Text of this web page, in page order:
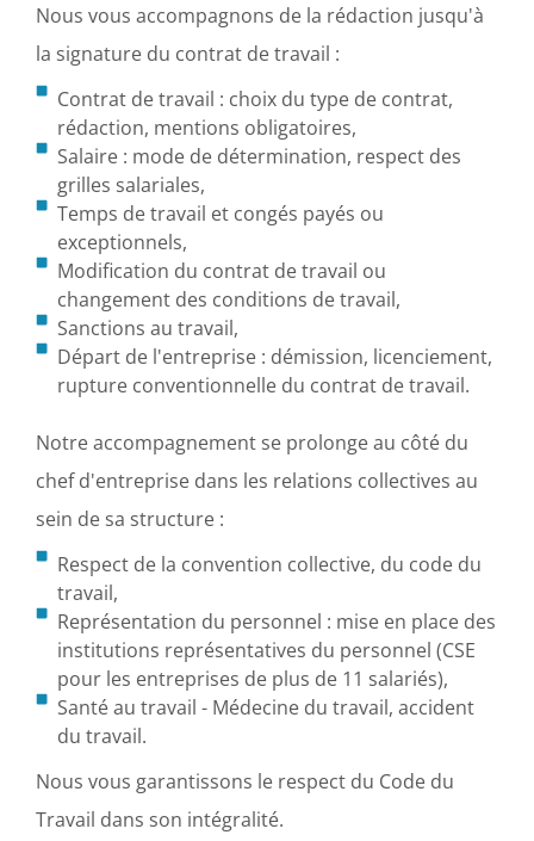
Nous vous accompagnons de la rédaction jusqu'à
la signature du contrat de travail :
Contrat de travail : choix du type de contrat,
rédaction, mentions obligatoires,
Salaire : mode de détermination, respect des
grilles salariales,
Temps de travail et congés payés ou
exceptionnels,
Modification du contrat de travail ou
changement des conditions de travail,
Sanctions au travail,
Départ de l'entreprise : démission, licenciement,
rupture conventionnelle du contrat de travail.
Notre accompagnement se prolonge au côté du
chef d'entreprise dans les relations collectives au
sein de sa structure :
Respect de la convention collective, du code du
travail,
Représentation du personnel : mise en place des
institutions représentatives du personnel (CSE
pour les entreprises de plus de 11 salariés),
Santé au travail - Médecine du travail, accident
du travail.
Nous vous garantissons le respect du Code du
Travail dans son intégralité.